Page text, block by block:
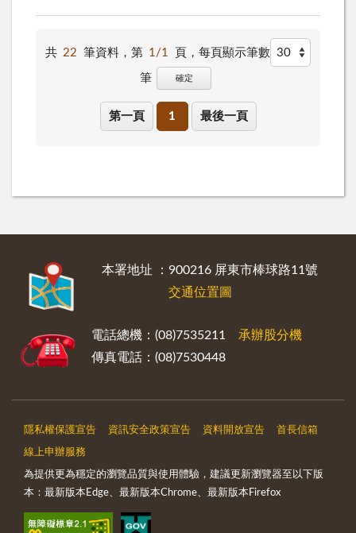
共 22 筆資料，第 1/1 頁， 每頁顯示筆數
筆 確定
第一頁 1 最後一頁
本署地址 ：900216 屏東市棒球路11號
交通位置圖
電話總機：(08)7535211 承辦股分機
傳真電話：(08)7530448
隱私權保護宣告 資訊安全政策宣告 資料開放宣告 首長信箱
線上申辦服務
為提供更為穩定的瀏覽品質與使用體驗，建議更新瀏覽器至以下版
本：最新版本Edge、最新版本Chrome、最新版本Firefox